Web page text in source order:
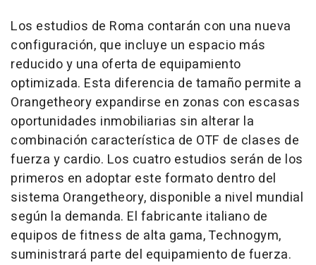
Los estudios de Roma contarán con una nueva
configuración, que incluye un espacio más
reducido y una oferta de equipamiento
optimizada. Esta diferencia de tamaño permite a
Orangetheory expandirse en zonas con escasas
oportunidades inmobiliarias sin alterar la
combinación característica de OTF de clases de
fuerza y cardio. Los cuatro estudios serán de los
primeros en adoptar este formato dentro del
sistema Orangetheory, disponible a nivel mundial
según la demanda. El fabricante italiano de
equipos de fitness de alta gama, Technogym,
suministrará parte del equipamiento de fuerza.